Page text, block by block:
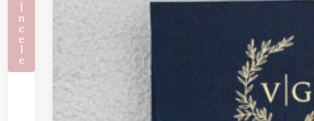
İ
n
c
e
l
e